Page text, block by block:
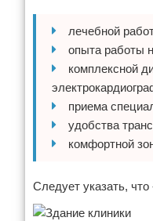
лечебной
опыта работы
комплексной
приема
удобства
комфортной
Следует указать,